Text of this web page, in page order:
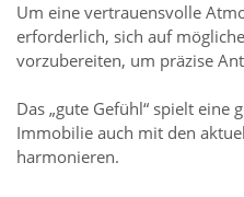
Um eine vertrauensvolle
erforderlich, sich auf
vorzubereiten, um präzise
Das „gute Gefühl“ spielt eine
Immobilie auch mit den
harmonieren.